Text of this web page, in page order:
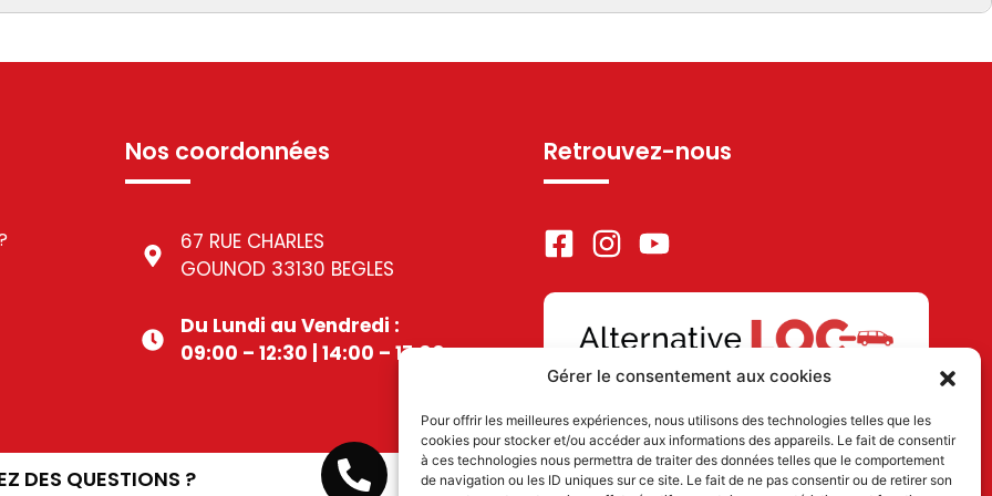
Gérer le consentement aux cookies
Pour offrir les meilleures expériences, nous utilisons des technologies telles que les
cookies pour stocker et/ou accéder aux informations des appareils. Le fait de consentir
à ces technologies nous permettra de traiter des données telles que le comportement
de navigation ou les ID uniques sur ce site. Le fait de ne pas consentir ou de retirer son
Nos coordonnées
67 RUE CHARLES
GOUNOD 33130 BEGLES
Du Lundi au Vendredi :
09:00 – 12:30 | 14:00 – 17:00
Retrouvez-nous
DES QUESTIONS ? 05 56 49 63 78